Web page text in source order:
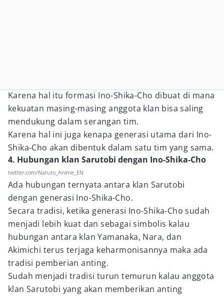
Karena hal itu formasi Ino-Shika-Cho dibuat di mana
kekuatan masing-masing anggota klan bisa saling
mendukung dalam serangan tim.
Karena hal ini juga kenapa generasi utama dari Ino-
Shika-Cho akan dibentuk dalam satu tim yang sama.
4. Hubungan klan Sarutobi dengan Ino-Shika-Cho
twitter.com/Naruto_Anime_EN
Ada hubungan ternyata antara klan Sarutobi
dengan generasi Ino-Shika-Cho.
Secara tradisi, ketika generasi Ino-Shika-Cho sudah
menjadi lebih kuat dan sebagai simbolis kalau
hubungan antara klan Yamanaka, Nara, dan
Akimichi terus terjaga keharmonisannya maka ada
tradisi pemberian anting.
Sudah menjadi tradisi turun temurun kalau anggota
klan Sarutobi yang akan memberikan anting